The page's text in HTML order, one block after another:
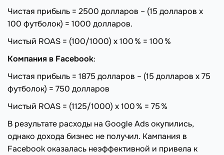
Чистая прибыль = 2500 долларов – (15 долларов х
100 футболок) = 1000 долларов.
Чистый ROAS = (100/1000) х 100 % = 100 %
Компания в Facebook:
Чистая прибыль = 1875 долларов – (15 долларов х 75
футболок) = 750 долларов
Чистый ROAS = (1125/1000) х 100 % = 75 %
В результате расходы на Google Ads окупились,
однако дохода бизнес не получил. Кампания в
Facebook оказалась неэффективной и привела к